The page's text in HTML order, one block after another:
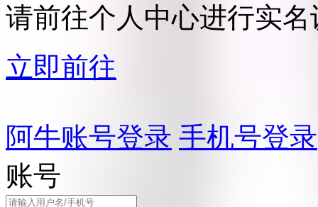
请前往个人中心进行实名
立即前往
阿牛账号登录 手机号登录
账号